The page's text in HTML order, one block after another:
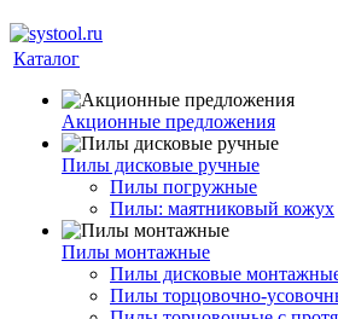
Каталог
Акционные предложения
Пилы дисковые ручные
Пилы погружные
Пилы: маятниковый кожух
Пилы монтажные
Пилы дисковые
Пилы торцовочно-